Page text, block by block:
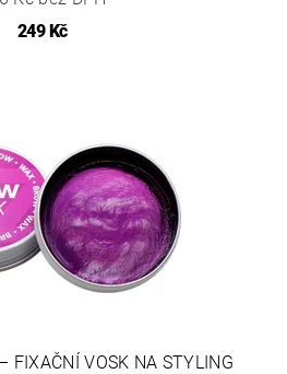
249 Kč
FIXAČNÍ VOSK NA STYLING